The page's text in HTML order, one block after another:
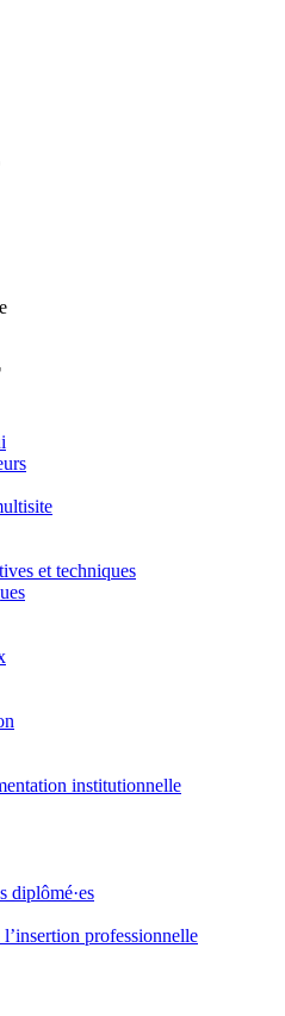
et techniques
institutionnelle
diplômé·es
professionnelle